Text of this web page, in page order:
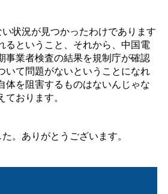
状況が見つかったわけであります
るということ、それから、中国電
事業者検査の結果を規制庁が確認
いて問題がないということになれ
体を阻害するものはないんじゃな
おります。
。ありがとうございます。